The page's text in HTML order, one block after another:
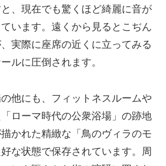
、現在でも驚くほど綺麗に音が
います。遠くから見るとこぢん
実際に座席の近くに立ってみる
ルに圧倒されます。
他にも、フィットネスルームや
ローマ時代の公衆浴場」の跡地
かれた精緻な「鳥のヴィラのモ
な状態で保存されています。周